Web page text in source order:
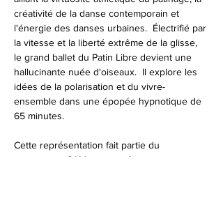
créativité de la danse contemporain et
l'énergie des danses urbaines.  Électrifié par
la vitesse et la liberté extrême de la glisse,
le grand ballet du Patin Libre devient une
hallucinante nuée d'oiseaux.  Il explore les
idées de la polarisation et du vivre-
ensemble dans une épopée hypnotique de
65 minutes.
Cette représentation fait partie du
programme CAM en tournée.